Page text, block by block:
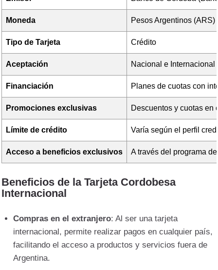
Moneda Pesos Argentinos
Tipo de Tarjeta Crédito
Aceptación Nacional e Internacional
Financiación Planes de cuotas con
Promociones exclusivas Descuentos y cuotas en
Límite de crédito Varía según el perfil
Acceso a beneficios exclusivos A través del programa
Beneficios de la Tarjeta Cordobesa
Internacional
Compras en el extranjero: Al ser una tarjeta
internacional, permite realizar pagos en cualquier país,
facilitando el acceso a productos y servicios fuera de
Argentina.